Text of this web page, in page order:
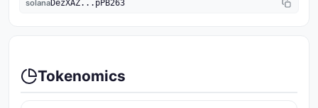
solanaDezXAZ...pPB263
Tokenomics